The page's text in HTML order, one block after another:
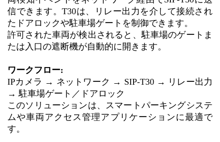
信できます。T30は、リレー出力を介して接続され
たドアロックや駐車場ゲートを制御できます。
許可された車両が検出されると、駐車場のゲートま
たは入口の遮断機が自動的に開きます。
ワークフロー:
IPカメラ → ネットワーク → SIP-T30 → リレー出力
→ 駐車場ゲート／ドアロック
このソリューションは、スマートパーキングシステ
ムや車両アクセス管理アプリケーションに最適で
す。